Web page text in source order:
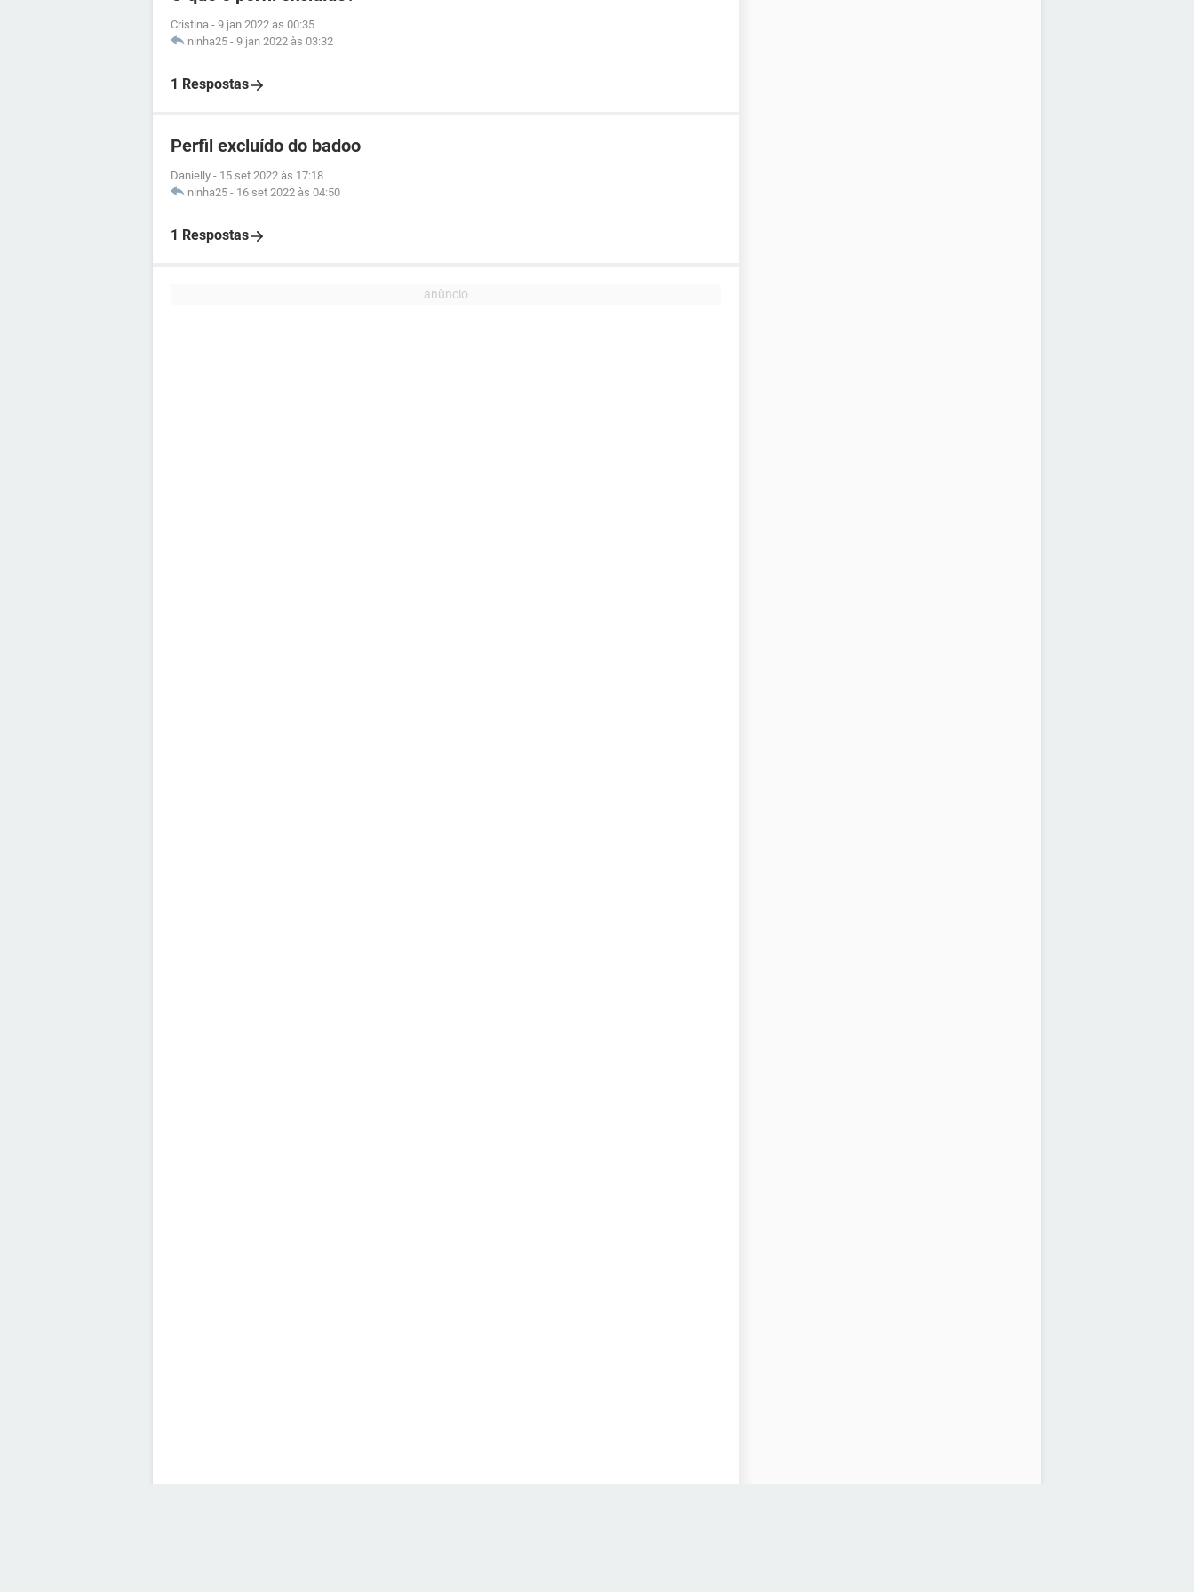
Cristina - 9 jan 2022 às 00:35
ninha25 - 9 jan 2022 às 03:32
1 Respostas
Perfil excluído do badoo
Danielly - 15 set 2022 às 17:18
ninha25 - 16 set 2022 às 04:50
1 Respostas